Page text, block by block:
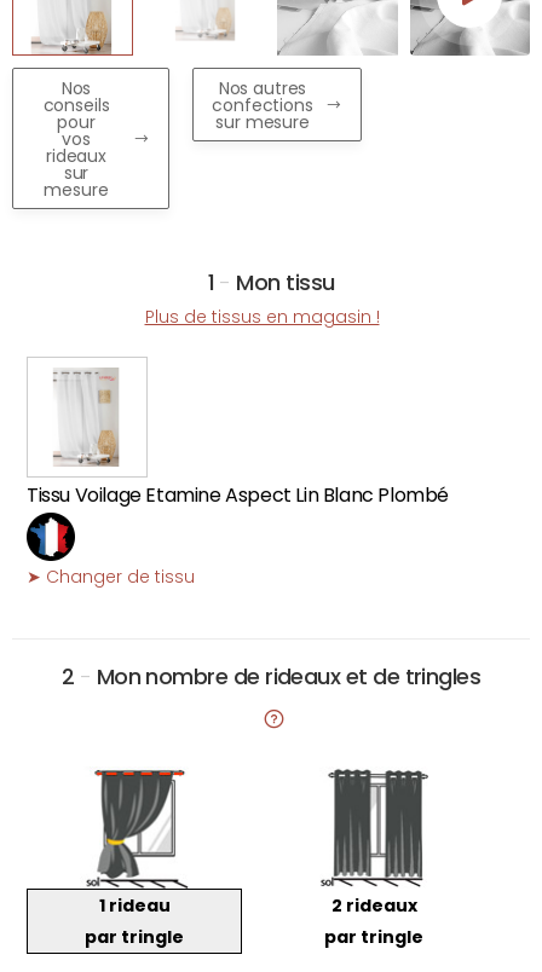
Nos
conseils
pour
vos
rideaux
sur
mesure
Nos autres
confections
sur mesure
1 - Mon tissu
Plus de tissus en magasin !
Tissu Voilage Etamine Aspect Lin Blanc Plombé
➤ Changer de tissu
2 - Mon nombre de rideaux et de tringles
1 rideau
par tringle
2 rideaux
par tringle